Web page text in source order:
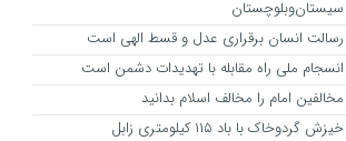
سیستان‌وبلوچستان
رسالت انسان برقراری عدل و قسط الهی است
انسجام ملی راه مقابله با تهدیدات دشمن است
مخالفین امام را مخالف اسلام بدانید
خیزش گردوخاک با باد ۱۱۵ کیلومتری زابل